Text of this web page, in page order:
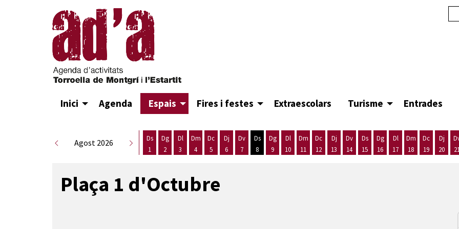
Inici Agenda Espais Fires i festes Extraescolars Turisme Entrades
Agost 2026
Ds
1
Dg
2
Dl
3
Dm
4
Dc
5
Dj
6
Dv
7
Ds
8
Dg
9
Dl
10
Dm
11
Dc
12
Dj
13
Dv
14
Ds
15
Dg
16
Dl
17
Dm
18
Dc
19
Dj
20
Plaça 1 d'Octubre